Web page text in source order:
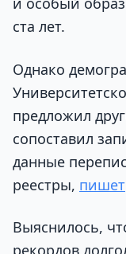
ста лет.
Однако
предложил
сопоставил
данные
реестры, пишет
Выяснилось,
рекордов